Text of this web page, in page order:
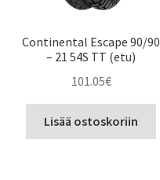
Continental Escape 90/90
– 21 54S TT (etu)
101.05€
Lisää ostoskoriin